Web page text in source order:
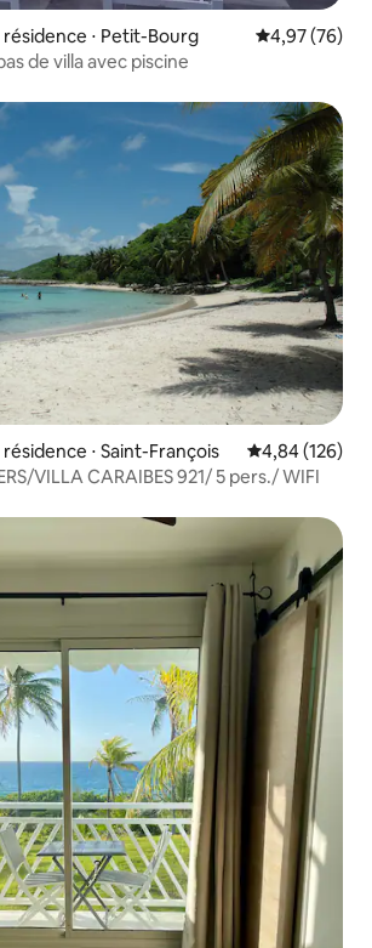
⋅ Petit-Bourg Évaluation
4,97 (76)
de villa avec piscine
⋅ Saint-François Évaluation
4,84 (126)
VILLA CARAIBES 921/ 5 pers./ WIFI